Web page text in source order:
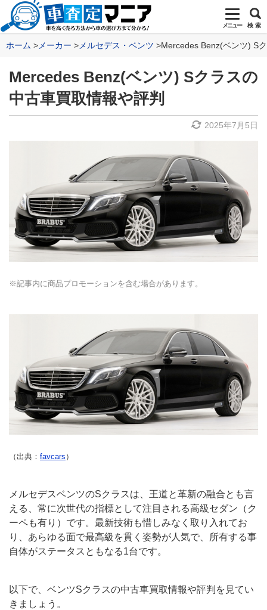
メニュー 検 索
ホーム メーカー メルセデス・ベンツ Mercedes Benz(ベンツ) S
Mercedes Benz(ベンツ) Sクラスの
中古車買取情報や評判
2025年7月5日
※記事内に商品プロモーションを含む場合があります。
（出典： favcars ）
メルセデスベンツのSクラスは、王道と革新の融合とも言
える、常に次世代の指標として注目される高級セダン（ク
ーペも有り）です。最新技術も惜しみなく取り入れてお
り、あらゆる面で最高級を貫く姿勢が人気で、所有する事
自体がステータスともなる1台です。
以下で、ベンツSクラスの中古車買取情報や評判を見てい
きましょう。